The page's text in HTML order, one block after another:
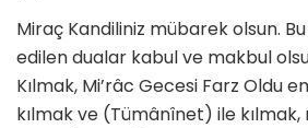
Miraç Kandiliniz mübarek olsun.
edilen dualar kabul ve makbul
Kılmak, Mi’râc Gecesi Farz Oldu
kılmak ve (Tümânînet) ile kılmak,